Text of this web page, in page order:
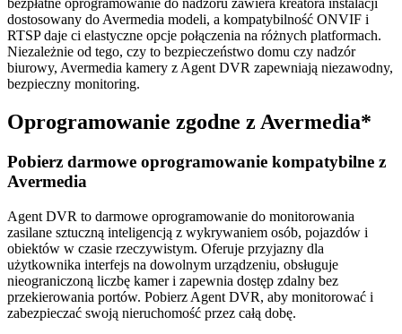
bezpłatne oprogramowanie do nadzoru zawiera kreatora instalacji
dostosowany do Avermedia modeli, a kompatybilność ONVIF i
RTSP daje ci elastyczne opcje połączenia na różnych platformach.
Niezależnie od tego, czy to bezpieczeństwo domu czy nadzór
biurowy, Avermedia kamery z Agent DVR zapewniają niezawodny,
bezpieczny monitoring.
Oprogramowanie zgodne z Avermedia*
Pobierz darmowe oprogramowanie kompatybilne z
Avermedia
Agent DVR to darmowe oprogramowanie do monitorowania
zasilane sztuczną inteligencją z wykrywaniem osób, pojazdów i
obiektów w czasie rzeczywistym. Oferuje przyjazny dla
użytkownika interfejs na dowolnym urządzeniu, obsługuje
nieograniczoną liczbę kamer i zapewnia dostęp zdalny bez
przekierowania portów. Pobierz Agent DVR, aby monitorować i
zabezpieczać swoją nieruchomość przez całą dobę.